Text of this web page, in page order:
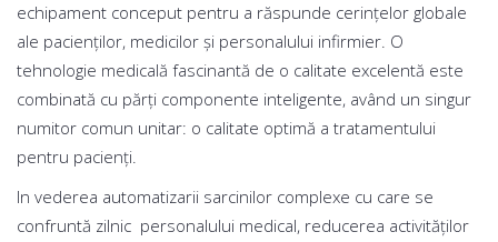
echipament conceput pentru a răspunde cerinţelor globale
ale pacienţilor, medicilor şi personalului infirmier. O
tehnologie medicală fascinantă de o calitate excelentă este
combinată cu părţi componente inteligente, având un singur
numitor comun unitar: o calitate optimă a tratamentului
pentru pacienţi.
In vederea automatizarii sarcinilor complexe cu care se
confruntă zilnic personalului medical, reducerea activităților